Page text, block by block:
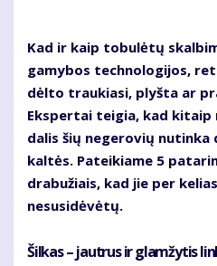
Kad ir kaip tobulėtų
gamybos technologijos,
dėlto traukiasi, plyšta ar
Ekspertai teigia, kad kitaip
dalis šių negerovių nutinka
kaltės. Pateikiame 5
drabužiais, kad jie per
nesusidėvėtų.
Šilkas – jautrus ir glamžytis